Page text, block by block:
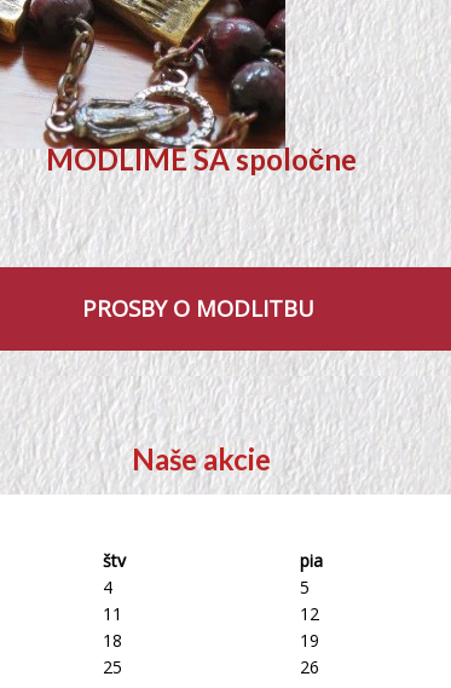
MODLIME SA spoločne
PROSBY O MODLITBU
Naše akcie
štv pia
4 5
11 12
18 19
25 26